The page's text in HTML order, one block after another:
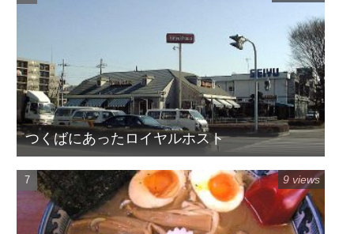
つくばにあったロイヤルホスト
9 views